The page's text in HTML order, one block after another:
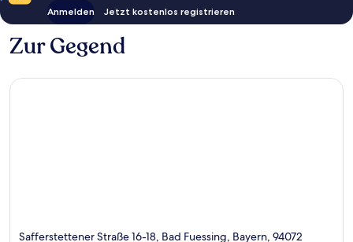
Anmelden Jetzt kostenlos registrieren
Zur Gegend
Safferstettener Straße 16-18, Bad Fuessing, Bayern, 94072